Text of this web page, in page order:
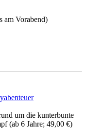
am Vorabend)
um die kunterbunte
(ab 6 Jahre; 49,00 €)